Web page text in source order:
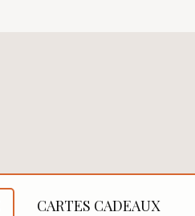
CARTES CADEAUX